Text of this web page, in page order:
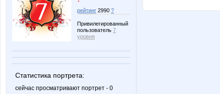
рейтинг 2990 ?
Привилегированный
пользователь 7
уровня
Статистика портрета:
сейчас просматривают портрет - 0